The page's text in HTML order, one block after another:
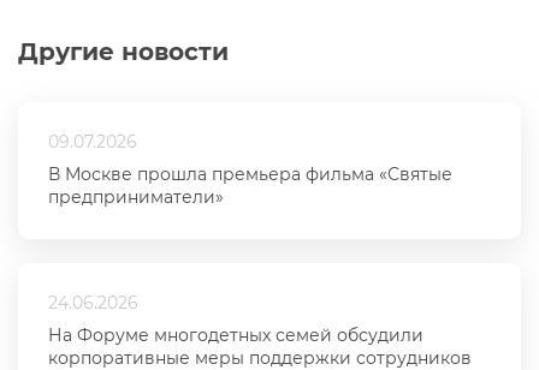
Другие новости
09.07.2026
В Москве прошла премьера фильма «Святые
предприниматели»
24.06.2026
На Форуме многодетных семей обсудили
корпоративные меры поддержки сотрудников